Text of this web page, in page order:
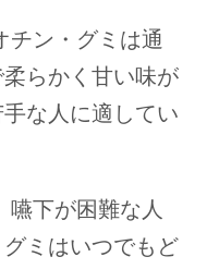
チン・グミは通
らかく甘い味が
な人に適してい
嚥下が困難な人
ミはいつでもど